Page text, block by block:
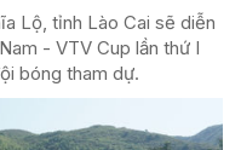
Lộ, tỉnh Lào Cai sẽ diễn
- VTV Cup lần thứ I
bóng tham dự.